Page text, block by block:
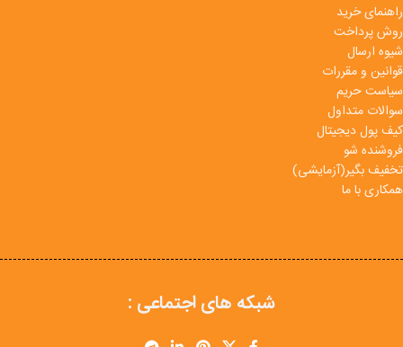
راهنمای خرید
روش پرداخت
شیوه ارسال
قوانین و مقررات
سیاست حریم
سوالات متداول
کیف پول دیجیتال
فروشنده شو
تخفیف بگیر(آزمایشی)
همکاری با ما
شبکه های اجتماعی :